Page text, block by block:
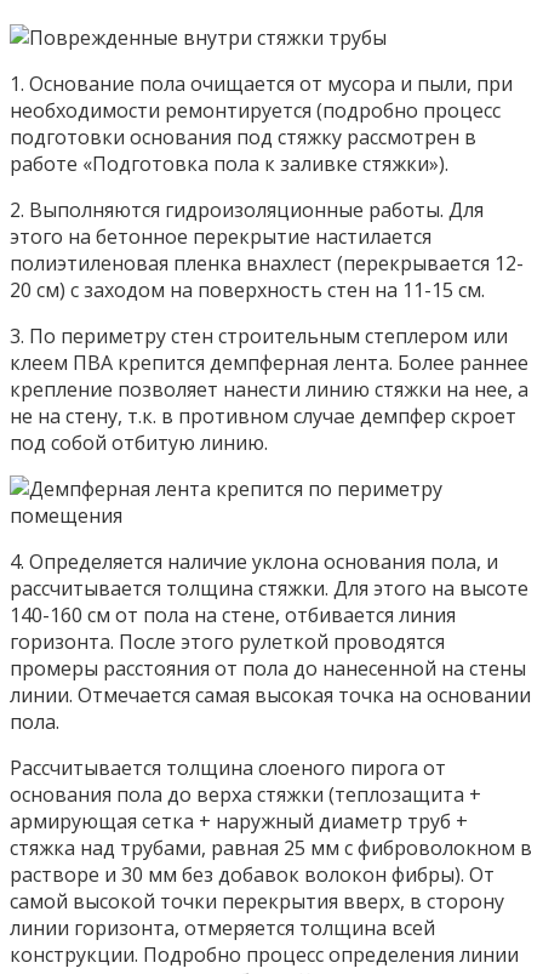
1. Основание пола очищается от мусора и пыли, при
необходимости ремонтируется (подробно процесс
подготовки основания под стяжку рассмотрен в
работе «Подготовка пола к заливке стяжки»).
2. Выполняются гидроизоляционные работы. Для
этого на бетонное перекрытие настилается
полиэтиленовая пленка внахлест (перекрывается 12-
20 см) с заходом на поверхность стен на 11-15 см.
3. По периметру стен строительным степлером или
клеем ПВА крепится демпферная лента. Более раннее
крепление позволяет нанести линию стяжки на нее, а
не на стену, т.к. в противном случае демпфер скроет
под собой отбитую линию.
4. Определяется наличие уклона основания пола, и
рассчитывается толщина стяжки. Для этого на высоте
140-160 см от пола на стене, отбивается линия
горизонта. После этого рулеткой проводятся
промеры расстояния от пола до нанесенной на стены
линии. Отмечается самая высокая точка на основании
пола.
Рассчитывается толщина слоеного пирога от
основания пола до верха стяжки (теплозащита +
армирующая сетка + наружный диаметр труб +
стяжка над трубами, равная 25 мм с фиброволокном в
растворе и 30 мм без добавок волокон фибры). От
самой высокой точки перекрытия вверх, в сторону
линии горизонта, отмеряется толщина всей
конструкции. Подробно процесс определения линии